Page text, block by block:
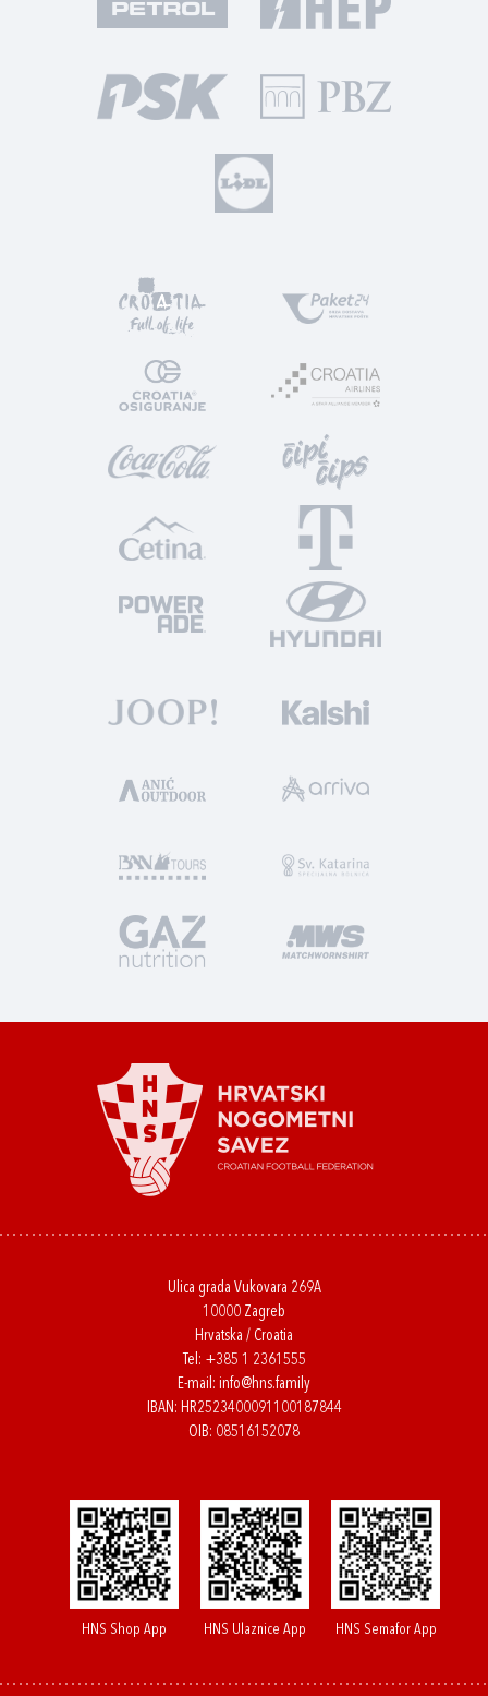
Ulica grada Vukovara 269A
10000 Zagreb
Hrvatska / Croatia
Tel: +385 1 2361555
E-mail: info@hns.family
IBAN: HR2523400091100187844
OIB: 08516152078
HNS Shop App HNS Ulaznice App HNS Semafor App